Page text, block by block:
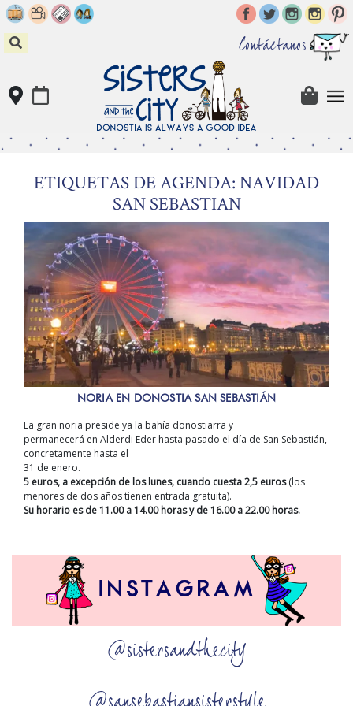
Skip
to
content
Contáctanos
ETIQUETAS DE AGENDA: NAVIDAD
SAN SEBASTIAN
NORIA EN DONOSTIA SAN SEBASTIÁN
La gran noria preside ya la bahía donostiarra y
permanecerá en Alderdi Eder hasta pasado el día de San Sebastián,
concretamente hasta el
31 de enero.
5 euros, a excepción de los lunes, cuando cuesta 2,5 euros(los
menores de dos años tienen entrada gratuita).
Su horario es de 11.00 a 14.00 horas y de 16.00 a 22.00 horas.
@sistersandthecity